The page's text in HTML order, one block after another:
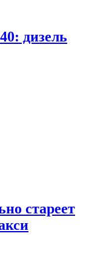
дизель
стареет